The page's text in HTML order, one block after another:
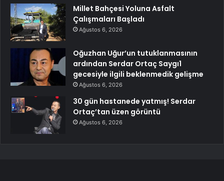
Millet Bahçesi Yoluna Asfalt
Çalışmaları Başladı
Ağustos 6, 2026
Oğuzhan Uğur’un tutuklanmasının
ardından Serdar Ortaç Saygı1
gecesiyle ilgili beklenmedik gelişme
Ağustos 6, 2026
30 gün hastanede yatmış! Serdar
Ortaç’tan üzen görüntü
Ağustos 6, 2026